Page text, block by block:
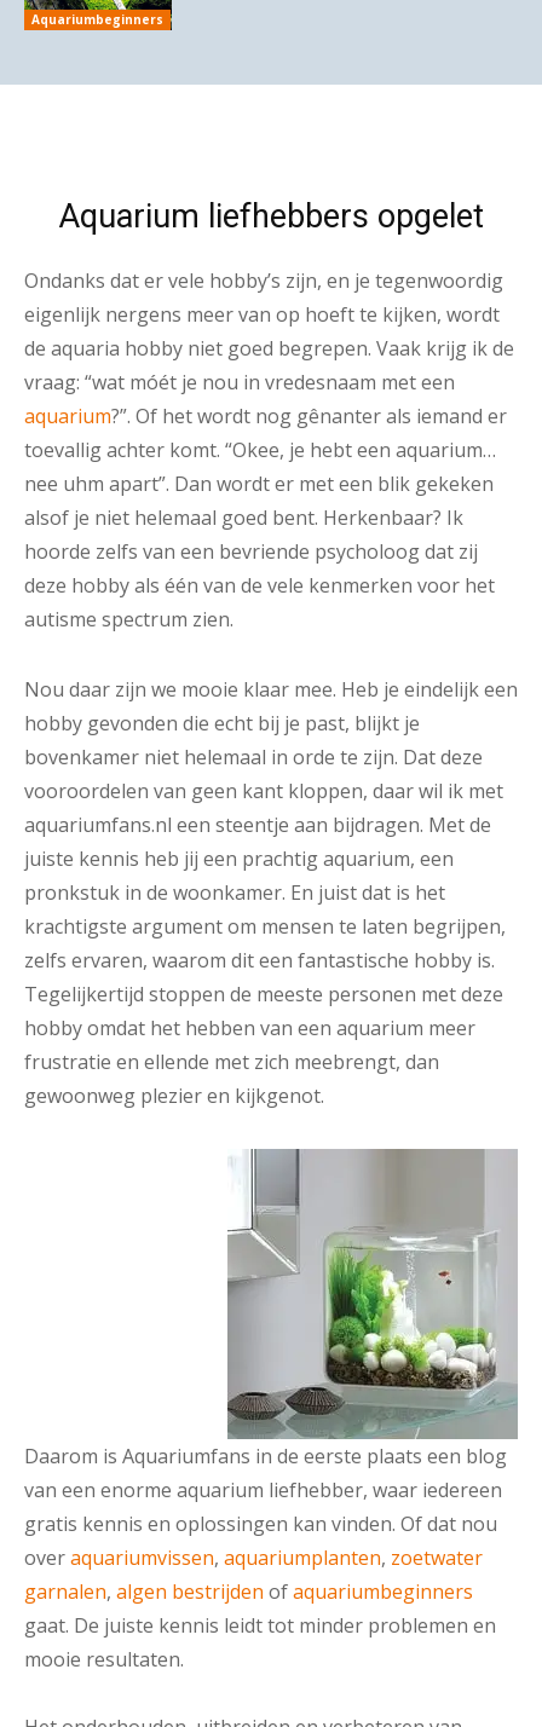
Aquariumbeginners
Aquarium liefhebbers opgelet
Ondanks dat er vele hobby’s zijn, en je tegenwoordig
eigenlijk nergens meer van op hoeft te kijken, wordt
de aquaria hobby niet goed begrepen. Vaak krijg ik de
vraag: “wat móét je nou in vredesnaam met een
aquarium?”. Of het wordt nog gênanter als iemand er
toevallig achter komt. “Okee, je hebt een aquarium…
nee uhm apart”. Dan wordt er met een blik gekeken
alsof je niet helemaal goed bent. Herkenbaar? Ik
hoorde zelfs van een bevriende psycholoog dat zij
deze hobby als één van de vele kenmerken voor het
autisme spectrum zien.
Nou daar zijn we mooie klaar mee. Heb je eindelijk een
hobby gevonden die echt bij je past, blijkt je
bovenkamer niet helemaal in orde te zijn. Dat deze
vooroordelen van geen kant kloppen, daar wil ik met
aquariumfans.nl een steentje aan bijdragen. Met de
juiste kennis heb jij een prachtig aquarium, een
pronkstuk in de woonkamer. En juist dat is het
krachtigste argument om mensen te laten begrijpen,
zelfs ervaren, waarom dit een fantastische hobby is.
Tegelijkertijd stoppen de meeste personen met deze
hobby omdat het hebben van een aquarium meer
frustratie en ellende met zich meebrengt, dan
gewoonweg plezier en kijkgenot.
Daarom is Aquariumfans in de eerste plaats een blog
van een enorme aquarium liefhebber, waar iedereen
gratis kennis en oplossingen kan vinden. Of dat nou
overaquariumvissen, aquariumplanten, zoetwater
garnalen, algen bestrijden ofaquariumbeginners
gaat. De juiste kennis leidt tot minder problemen en
mooie resultaten.